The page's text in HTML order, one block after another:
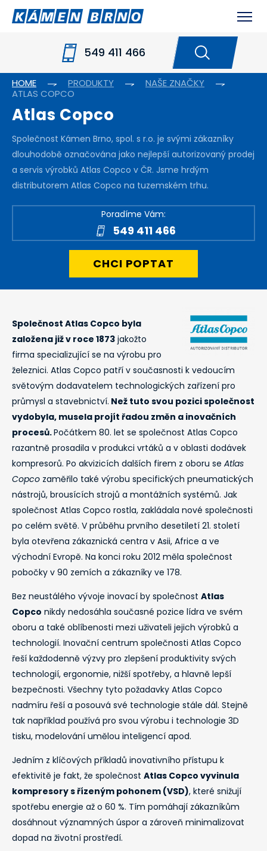
549 411 466
HOME PRODUKTY
NAŠE ZNAČKY
ATLAS COPCO
Atlas Copco
Společnost Kámen Brno, spol. s r.o. je svými zákazníky
dlouhodobě označována jako nejlepší autorizovaný prodej
a servis výrobků Atlas Copco v ČR. Jsme hrdým
distributorem Atlas Copco na tuzemském trhu.
Poradíme Vám:
549 411 466
CHCI POPTAT
Společnost Atlas Copco byla
založena již v roce 1873 jakožto
firma specializující se na výrobu pro
železnici. Atlas Copco patří v současnosti k vedoucím
světovým dodavatelem technologických zařízení pro
průmysl a stavebnictví. Než tuto svou pozici společnost
vydobyla, musela projít řadou změn a inovačních
procesů.Počátkem 80. let se společnost Atlas Copco
razantně prosadila v produkci vrtáků a v oblasti dodávek
kompresorů. Po akvizicích dalších firem z oboru se Atlas
Copco zaměřilo také výrobu specifických pneumatických
nástrojů, brousících strojů a montážních systémů. Jak
společnost Atlas Copco rostla, zakládala nové společnosti
po celém světě. V průběhu prvního desetiletí 21. století
byla otevřena zákaznická centra v Asii, Africe a ve
východní Evropě. Na konci roku 2012 měla společnost
pobočky v 90 zemích a zákazníky ve 178.
Bez neustálého vývoje inovací by společnost Atlas
Copco nikdy nedosáhla současné pozice lídra ve svém
oboru a také oblíbenosti mezi uživateli jejich výrobků a
technologií. Inovační centrum společnosti Atlas Copco
řeší každodenně výzvy pro zlepšení produktivity svých
technologií, ergonomie, nižší spotřeby, a hlavně lepší
bezpečnosti. Všechny tyto požadavky Atlas Copco
nadmíru řeší a posouvá své technologie stále dál. Stejně
tak například používá pro svou výrobu i technologie 3D
tisku, modelování umělou inteligencí apod.
Jedním z klíčových příkladů inovativního přístupu k
efektivitě je fakt, že společnost Atlas Copco vyvinula
kompresory s řízeným pohonem (VSD), které snižují
spotřebu energie až o 60 %. Tím pomáhají zákazníkům
dosáhnout významných úspor a zároveň minimalizovat
dopad na životní prostředí.